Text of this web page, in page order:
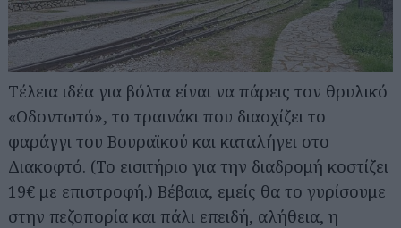
Τέλεια ιδέα για βόλτα είναι να πάρεις τον θρυλικό
«Οδοντωτό», το τραινάκι που διασχίζει το
φαράγγι του Βουραϊκού και καταλήγει στο
Διακοφτό. (Το εισιτήριο για την διαδρομή κοστίζει
19€ με επιστροφή.) Βέβαια, εμείς θα το γυρίσουμε
στην πεζοπορία και πάλι επειδή, αλήθεια, η